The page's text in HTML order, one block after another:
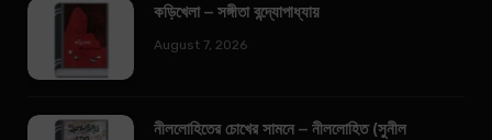
কড়িখেলা – সঙ্গীতা বন্দ্যোপাধ্যায়
August 7, 2026
নীললোহিতের চোখের সামনে – নীললোহিত (সুনীল